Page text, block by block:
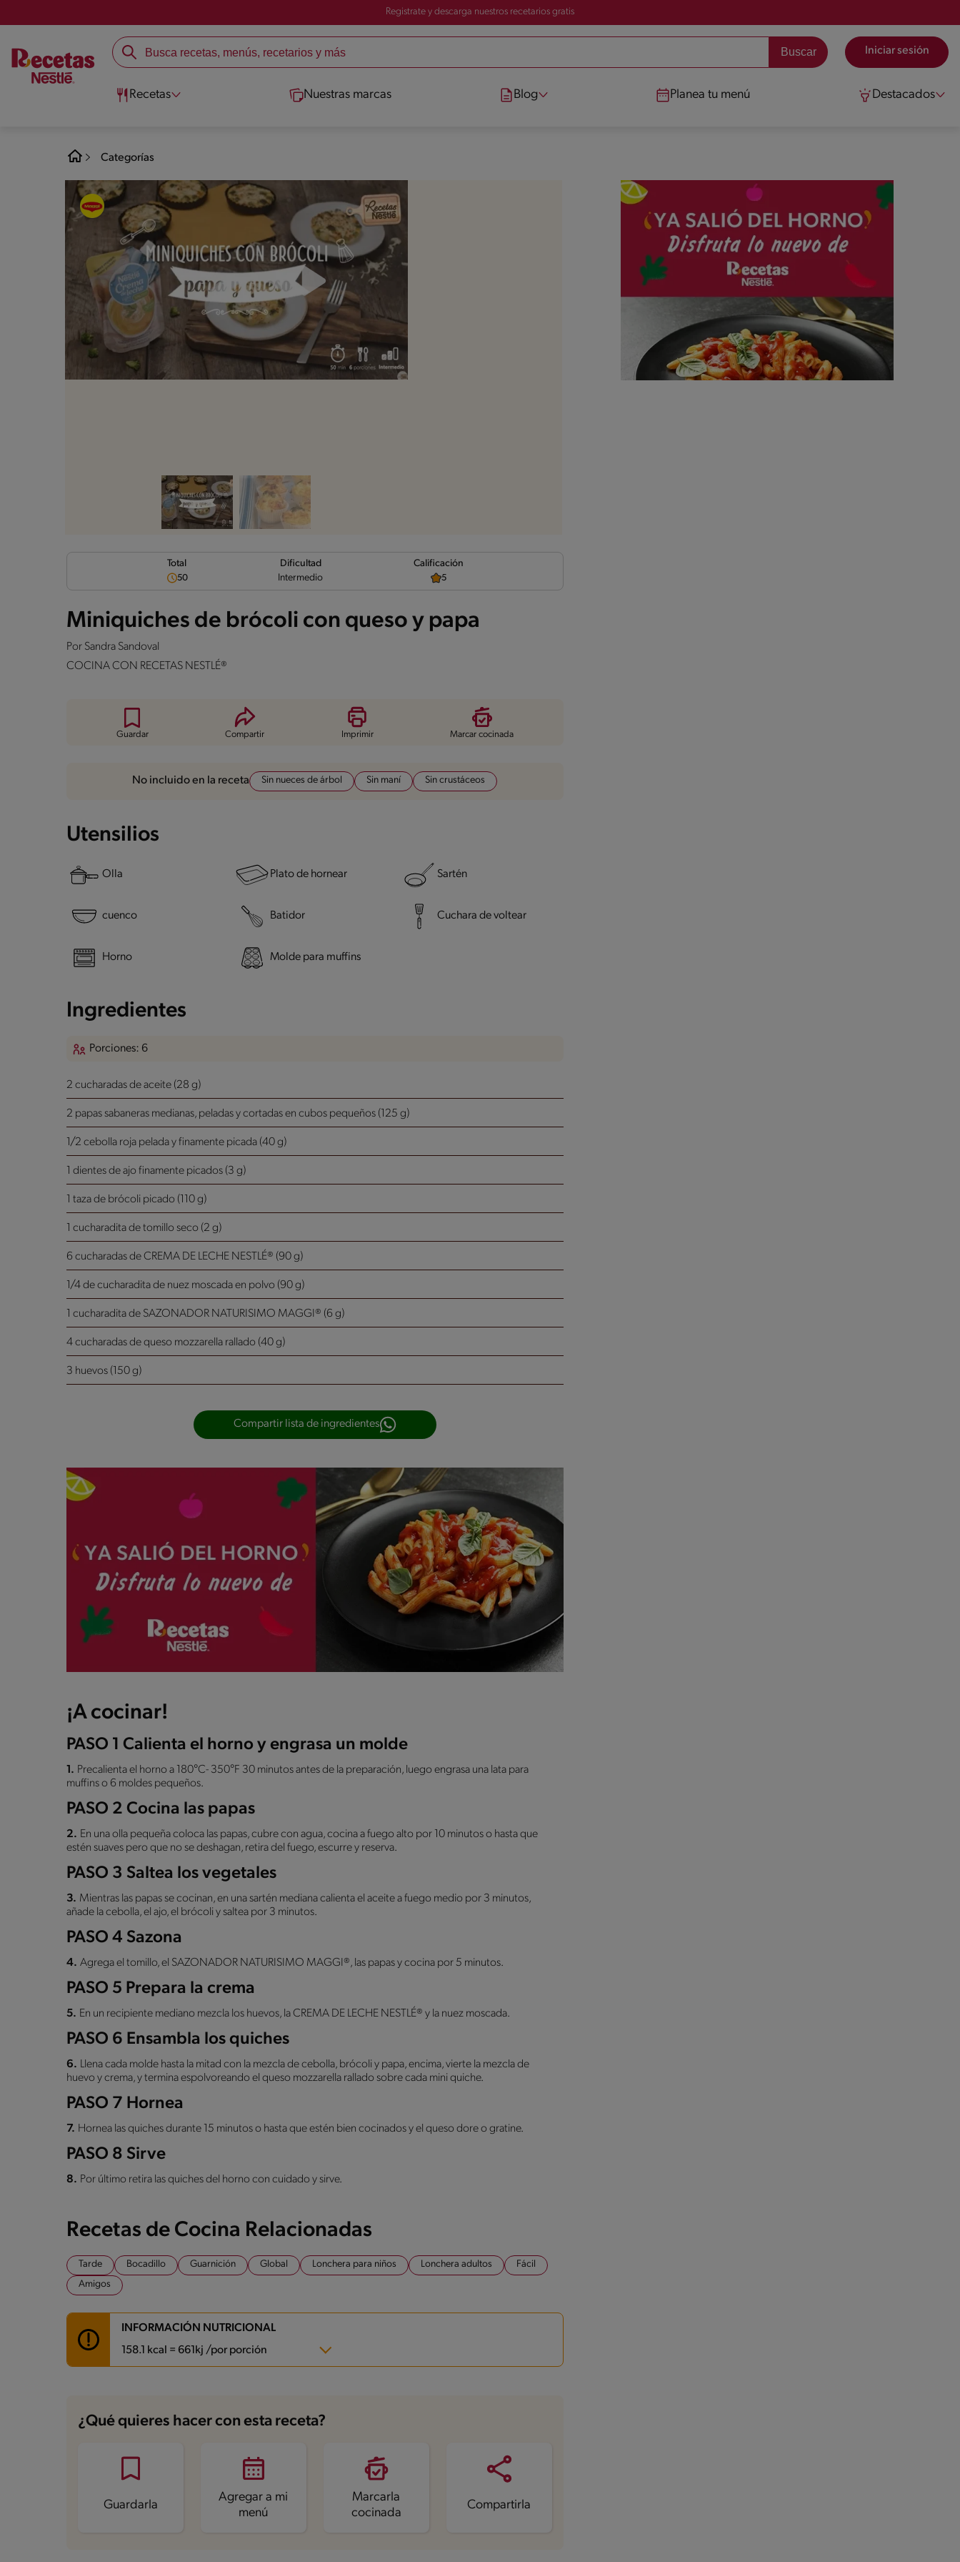
Registrate y descarga nuestros recetarios gratis
Iniciar sesión
Recetas Nuestras marcas Blog Planea tu menú Destacados
Categorías
Total
50
Dificultad
Intermedio
Calificación
5
Miniquiches de brócoli con queso y papa
Por Sandra Sandoval
COCINA CON RECETAS NESTLÉ®
Guardar Compartir Imprimir Marcar cocinada
No incluido en la receta Sin nueces de árbol Sin maní Sin crustáceos
Utensilios
Olla Plato de hornear Sartén
cuenco Batidor Cuchara de voltear
Horno Molde para muffins
Ingredientes
Porciones: 6
2 cucharadas de aceite (28 g)
2 papas sabaneras medianas, peladas y cortadas en cubos pequeños (125 g)
1/2 cebolla roja pelada y finamente picada (40 g)
1 dientes de ajo finamente picados (3 g)
1 taza de brócoli picado (110 g)
1 cucharadita de tomillo seco (2 g)
6 cucharadas de CREMA DE LECHE NESTLÉ® (90 g)
1/4 de cucharadita de nuez moscada en polvo (90 g)
1 cucharadita de SAZONADOR NATURISIMO MAGGI® (6 g)
4 cucharadas de queso mozzarella rallado (40 g)
3 huevos (150 g)
Compartir lista de ingredientes
¡A cocinar!
PASO 1 Calienta el horno y engrasa un molde
1. Precalienta el horno a 180°C- 350°F 30 minutos antes de la preparación, luego engrasa una lata para
muffins o 6 moldes pequeños.
PASO 2 Cocina las papas
2. En una olla pequeña coloca las papas, cubre con agua, cocina a fuego alto por 10 minutos o hasta que
estén suaves pero que no se deshagan, retira del fuego, escurre y reserva.
PASO 3 Saltea los vegetales
3. Mientras las papas se cocinan, en una sartén mediana calienta el aceite a fuego medio por 3 minutos,
añade la cebolla, el ajo, el brócoli y saltea por 3 minutos.
PASO 4 Sazona
4. Agrega el tomillo, el SAZONADOR NATURISIMO MAGGI®, las papas y cocina por 5 minutos.
PASO 5 Prepara la crema
5. En un recipiente mediano mezcla los huevos, la CREMA DE LECHE NESTLÉ® y la nuez moscada.
PASO 6 Ensambla los quiches
6. Llena cada molde hasta la mitad con la mezcla de cebolla, brócoli y papa, encima, vierte la mezcla de
huevo y crema, y termina espolvoreando el queso mozzarella rallado sobre cada mini quiche.
PASO 7 Hornea
7. Hornea las quiches durante 15 minutos o hasta que estén bien cocinados y el queso dore o gratine.
PASO 8 Sirve
8. Por último retira las quiches del horno con cuidado y sirve.
Recetas de Cocina Relacionadas
Tarde Bocadillo Guarnición Global Lonchera para niños Lonchera adultos
Fácil
Amigos
INFORMACIÓN NUTRICIONAL
158.1 kcal = 661kj /por porción
Energía
158.1 kcal
Grasas 12.2 g
Sodio
¿Qué quieres hacer con esta receta?
Guardarla
Agregar a mi
menú
Marcarla
cocinada
Compartirla